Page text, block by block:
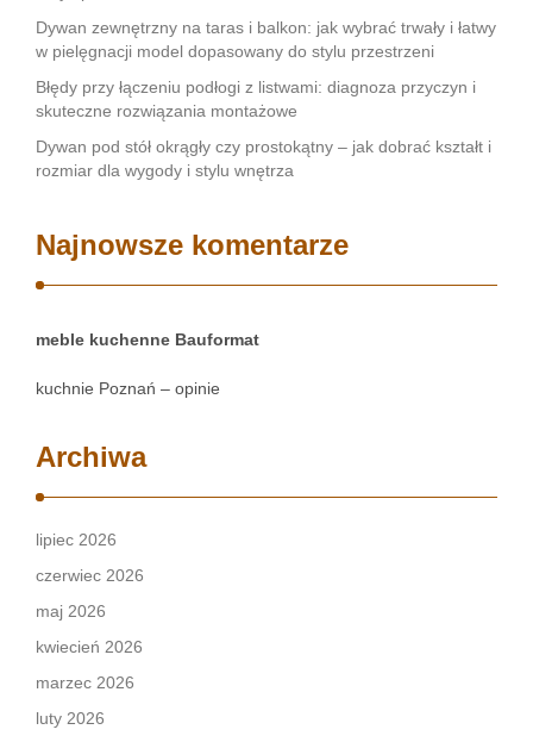
Dywan zewnętrzny na taras i balkon: jak wybrać trwały i łatwy
w pielęgnacji model dopasowany do stylu przestrzeni
Błędy przy łączeniu podłogi z listwami: diagnoza przyczyn i
skuteczne rozwiązania montażowe
Dywan pod stół okrągły czy prostokątny – jak dobrać kształt i
rozmiar dla wygody i stylu wnętrza
Najnowsze komentarze
meble kuchenne Bauformat
kuchnie Poznań – opinie
Archiwa
lipiec 2026
czerwiec 2026
maj 2026
kwiecień 2026
marzec 2026
luty 2026